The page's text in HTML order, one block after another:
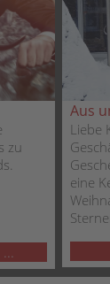
zu
Aus
Liebe
eine